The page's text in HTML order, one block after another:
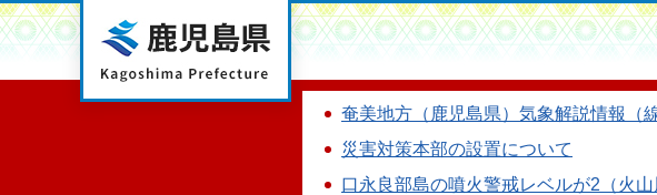
鹿児島県
奄美地方（鹿児島県）気象解説情報（
災害対策本部の設置について
口永良部島の噴火警戒レベルが2（火